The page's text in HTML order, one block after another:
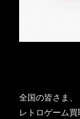
全国の皆さま、
レトロゲーム